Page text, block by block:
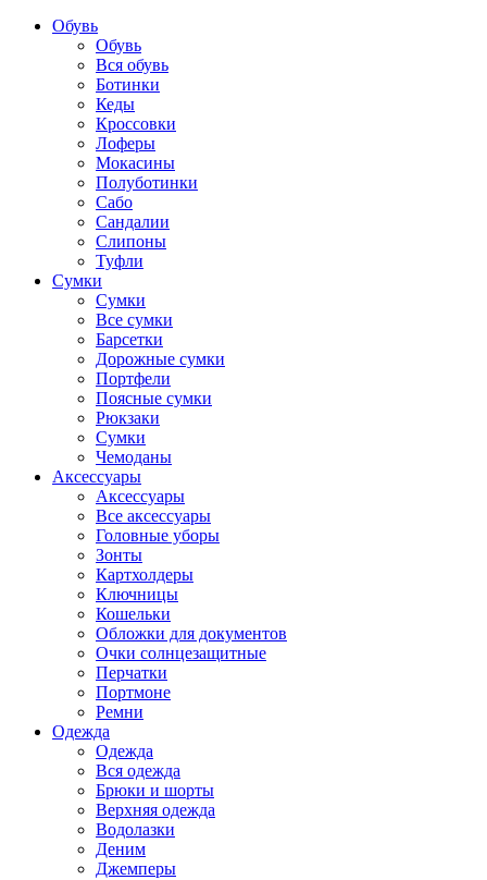
Обувь
Обувь
Вся обувь
Ботинки
Кеды
Кроссовки
Лоферы
Мокасины
Полуботинки
Сабо
Сандалии
Слипоны
Туфли
Сумки
Сумки
Все сумки
Барсетки
Дорожные сумки
Портфели
Поясные сумки
Рюкзаки
Сумки
Чемоданы
Аксессуары
Аксессуары
Все аксессуары
Головные уборы
Зонты
Картхолдеры
Ключницы
Кошельки
Обложки для документов
Очки солнцезащитные
Перчатки
Портмоне
Ремни
Одежда
Одежда
Вся одежда
Брюки и шорты
Верхняя одежда
Водолазки
Деним
Джемперы